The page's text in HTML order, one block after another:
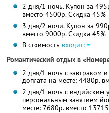
2 дня/1 ночь. Купон за
вместо 4500р.Скидка 45%
3 дня/2 ночи. Купон за
вместо 9000р.Скидка 45%
В стоимость входит:
Романтический отдых в
2 дня/1 ночь с завтраком
доплата на месте: 4480р.
2 дня/1 ночь с индийским
персональным занятием
месте: 7680р. вместо